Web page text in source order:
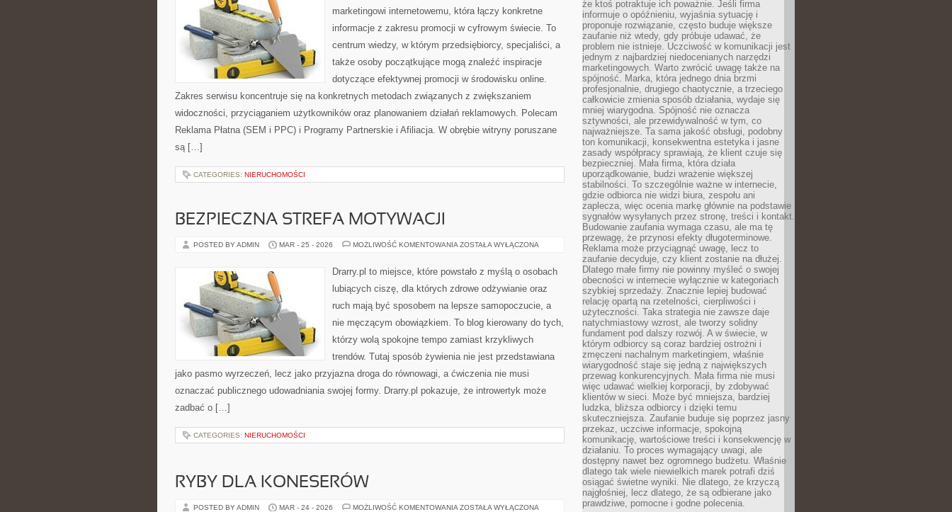
marketingowi internetowemu, która łączy konkretne
informacje z zakresu promocji w cyfrowym świecie. To
centrum wiedzy, w którym przedsiębiorcy, specjaliści, a
także osoby początkujące mogą znaleźć inspiracje
dotyczące efektywnej promocji w środowisku online.
Zakres serwisu koncentruje się na konkretnych metodach związanych z zwiększaniem
widoczności, przyciąganiem użytkowników oraz planowaniem działań reklamowych. Polecam
Reklama Płatna (SEM i PPC) i Programy Partnerskie i Afiliacja. W obrębie witryny poruszane
są […]
CATEGORIES: NIERUCHOMOŚCI
BEZPIECZNA STREFA MOTYWACJI
POSTED BY ADMIN MAR - 25 - 2026 MOŻLIWOŚĆ KOMENTOWANIA BEZPIECZNA
ZOSTAŁA WYŁĄCZONA
Drarry.pl to miejsce, które powstało z myślą o osobach
lubiących ciszę, dla których zdrowe odżywianie oraz
ruch mają być sposobem na lepsze samopoczucie, a
nie męczącym obowiązkiem. To blog kierowany do tych,
którzy wolą spokojne tempo zamiast krzykliwych
trendów. Tutaj sposób żywienia nie jest przedstawiana
jako pasmo wyrzeczeń, lecz jako przyjazna droga do równowagi, a ćwiczenia nie musi
oznaczać publicznego udowadniania swojej formy. Drarry.pl pokazuje, że introwertyk może
zadbać o […]
CATEGORIES: NIERUCHOMOŚCI
RYBY DLA KONESERÓW
POSTED BY ADMIN MAR - 24 - 2026 MOŻLIWOŚĆ KOMENTOWANIA RYBY
ZOSTAŁA WYŁĄCZONA
że ktoś potraktuje ich poważnie. Jeśli firma
informuje o opóźnieniu, wyjaśnia sytuację i
proponuje rozwiązanie, często buduje większe
zaufanie niż wtedy, gdy próbuje udawać, że
problem nie istnieje. Uczciwość w komunikacji jest
jednym z najbardziej niedocenianych narzędzi
marketingowych. Warto zwrócić uwagę także na
spójność. Marka, która jednego dnia brzmi
profesjonalnie, drugiego chaotycznie, a trzeciego
całkowicie zmienia sposób działania, wydaje się
mniej wiarygodna. Spójność nie oznacza
sztywności, ale przewidywalność w tym, co
najważniejsze. Ta sama jakość obsługi, podobny
ton komunikacji, konsekwentna estetyka i jasne
zasady współpracy sprawiają, że klient czuje się
bezpieczniej. Mała firma, która działa
uporządkowanie, budzi wrażenie większej
stabilności. To szczególnie ważne w internecie,
gdzie odbiorca nie widzi biura, zespołu ani
zaplecza, więc ocenia markę głównie na podstawie
sygnałów wysyłanych przez stronę, treści i kontakt.
Budowanie zaufania wymaga czasu, ale ma tę
przewagę, że przynosi efekty długoterminowe.
Reklama może przyciągnąć uwagę, lecz to
zaufanie decyduje, czy klient zostanie na dłużej.
Dlatego małe firmy nie powinny myśleć o swojej
obecności w internecie wyłącznie w kategoriach
szybkiej sprzedaży. Znacznie lepiej budować
relację opartą na rzetelności, cierpliwości i
użyteczności. Taka strategia nie zawsze daje
natychmiastowy wzrost, ale tworzy solidny
fundament pod dalszy rozwój. A w świecie, w
którym odbiorcy są coraz bardziej ostrożni i
zmęczeni nachalnym marketingiem, właśnie
wiarygodność staje się jedną z największych
przewag konkurencyjnych. Mała firma nie musi
więc udawać wielkiej korporacji, by zdobywać
klientów w sieci. Może być mniejsza, bardziej
ludzka, bliższa odbiorcy i dzięki temu
skuteczniejsza. Zaufanie buduje się poprzez jasny
przekaz, uczciwe informacje, spokojną
komunikację, wartościowe treści i konsekwencję w
działaniu. To proces wymagający uwagi, ale
dostępny nawet bez ogromnego budżetu. Właśnie
dlatego tak wiele niewielkich marek potrafi dziś
osiągać świetne wyniki. Nie dlatego, że krzyczą
najgłośniej, lecz dlatego, że są odbierane jako
prawdziwe, pomocne i godne polecenia.